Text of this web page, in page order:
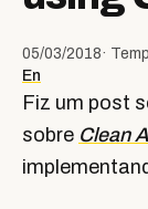
05/03/2018·
En
Fiz um post
sobre Clean